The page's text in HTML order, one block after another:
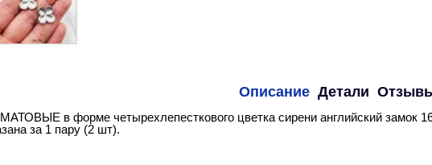
Описание Детали
в форме четырехлепесткового цветка сирени английский замок
за 1 пару (2 шт).